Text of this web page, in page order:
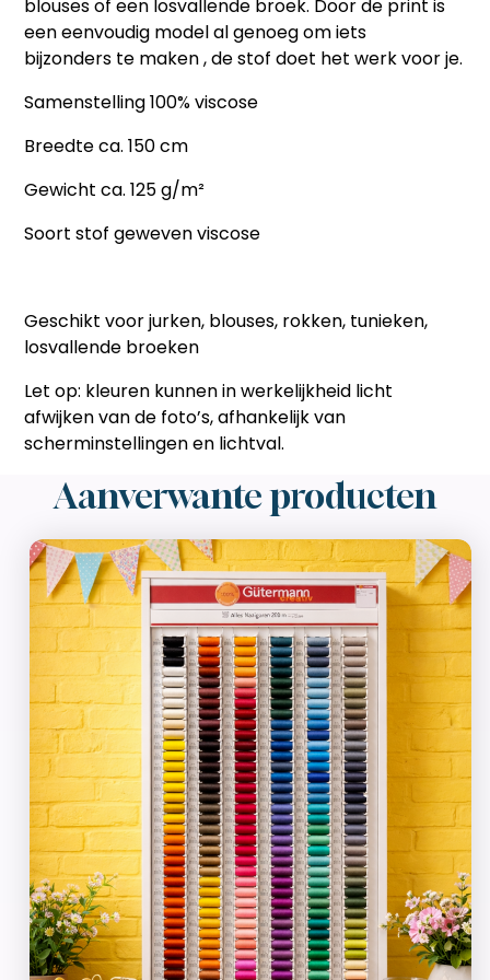
blouses of een losvallende broek. Door de print is
een eenvoudig model al genoeg om iets
bijzonders te maken , de stof doet het werk voor je.
Samenstelling 100% viscose
Breedte ca. 150 cm
Gewicht ca. 125 g/m²
Soort stof geweven viscose
Geschikt voor jurken, blouses, rokken, tunieken,
losvallende broeken
Let op: kleuren kunnen in werkelijkheid licht
afwijken van de foto’s, afhankelijk van
scherminstellingen en lichtval.
Aanverwante producten